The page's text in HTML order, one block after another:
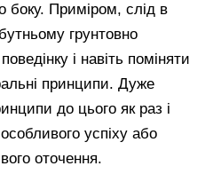
боку. Приміром, слід в
грунтовно
і навіть поміняти
принципи. Дуже
до цього як раз і
успіху або
оточення.